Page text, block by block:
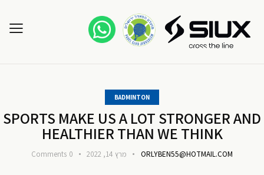
BADMINTON
SPORTS MAKE US A LOT STRONGER AND
HEALTHIER THAN WE THINK
ORLYBEN55@HOTMAIL.COM מרץ 14, 2022 0
Comments